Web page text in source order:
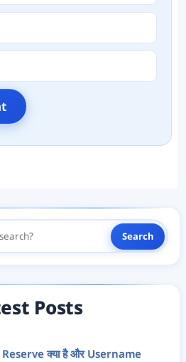
Search
Posts
क्या है और Username